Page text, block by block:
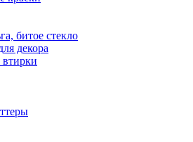
битое стекло
декора